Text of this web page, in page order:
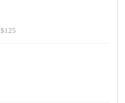
$125